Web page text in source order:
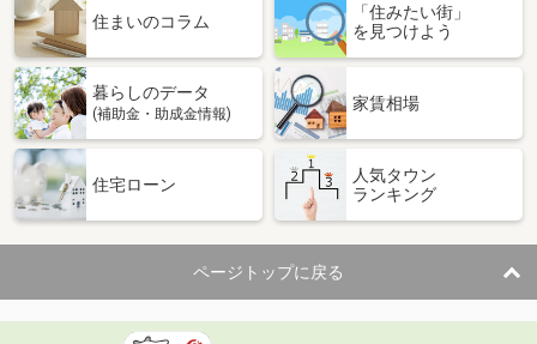
価 格
4.40万円
徳島県徳島市中島田町２丁目
物件種別 貸店舗（建物一部）
使用面積
31.28m²
徳島県板野郡板野町川端
住 所
徳島県板野郡板野町川端
物件種別 貸駐車場
使用面積 -
徳島県美馬市穴吹町穴吹字岩手
住まいのコラム
「住みたい街」
を見つけよう
暮らしのデータ
(補助金・助成金情報)
家賃相場
住宅ローン
人気タウン
ランキング
ページトップに戻る